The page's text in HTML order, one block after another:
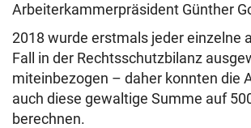
Arbeiterkammerpräsident Günther
2018 wurde erstmals jeder einzelne
Fall in der Rechtsschutzbilanz
miteinbezogen – daher konnten die
auch diese gewaltige Summe auf
berechnen.